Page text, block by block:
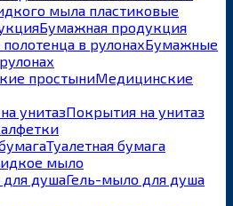
мыла пластиковые
Бумажная продукция
Бумажные
Медицинские
Покрытия на унитаз
Туалетная бумага
мыло
Гель-мыло для душа